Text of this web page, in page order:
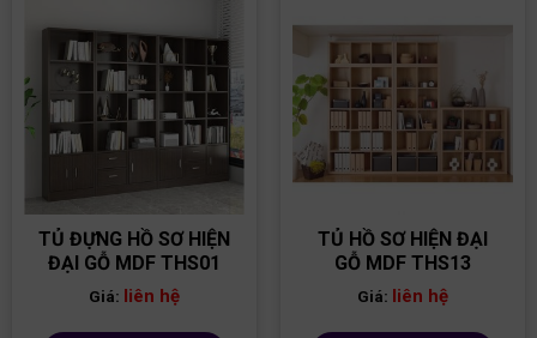
TỦ ĐỰNG HỒ SƠ HIỆN
ĐẠI GỖ MDF THS01
Giá: liên hệ
TỦ HỒ SƠ HIỆN ĐẠI
GỖ MDF THS13
Giá: liên hệ